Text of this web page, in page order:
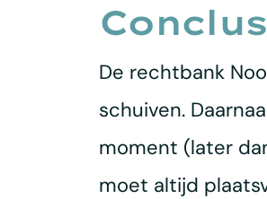
De rechtbank
schuiven.
moment (later
moet altijd